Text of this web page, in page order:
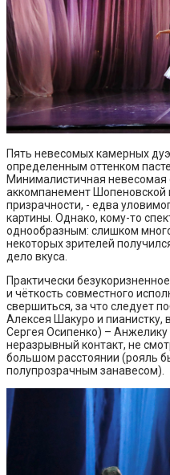
Пять невесомых камерных
определенным оттенком
Минималистичная невесомая
аккомпанемент
призрачности, - едва
картины. Однако, кому-то
однообразным: слишком
некоторых зрителей
дело вкуса.
Практически
и чёткость совместного
свершиться, за что следует
Алексея Шакуро и пианистку,
Сергея Осипенко) –
неразрывный контакт, не
большом расстоянии (рояль
полупрозрачным занавесом).